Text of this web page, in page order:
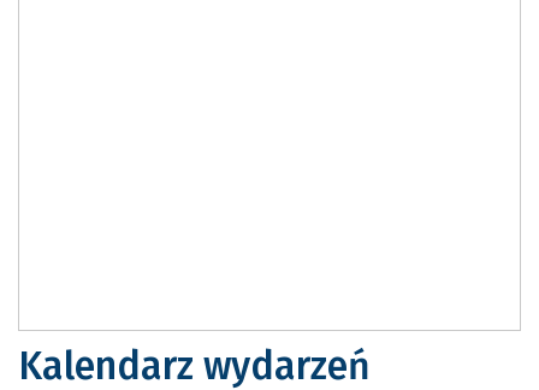
Kalendarz wydarzeń